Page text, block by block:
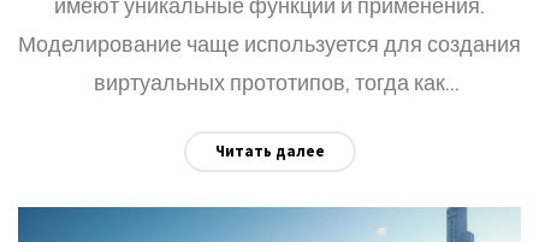
имеют уникальные функции и применения.
Моделирование чаще используется для создания
виртуальных прототипов, тогда как
детальных чертежей. Оба процесса
Читать далее